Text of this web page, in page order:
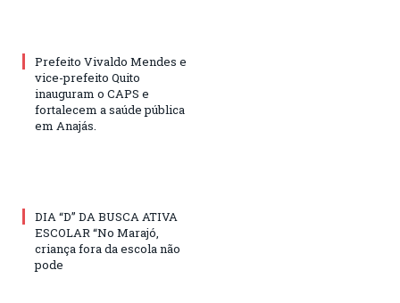
Prefeito Vivaldo Mendes e
vice-prefeito Quito
inauguram o CAPS e
fortalecem a saúde pública
em Anajás.
DIA “D” DA BUSCA ATIVA
ESCOLAR “No Marajó,
criança fora da escola não
pode